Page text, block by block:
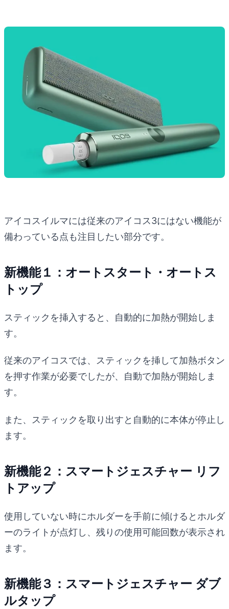
アイコスイルマには従来のアイコス3にはない機能が
備わっている点も注目したい部分です。
新機能１：オートスタート・オートス
トップ
スティックを挿入すると、自動的に加熱が開始しま
す。
従来のアイコスでは、スティックを挿して加熱ボタン
を押す作業が必要でしたが、自動で加熱が開始しま
す。
また、スティックを取り出すと自動的に本体が停止し
ます。
新機能２：スマートジェスチャー リフ
トアップ
使用していない時にホルダーを手前に傾けるとホルダ
ーのライトが点灯し、残りの使用可能回数が表示され
ます。
新機能３：スマートジェスチャー ダブ
ルタップ